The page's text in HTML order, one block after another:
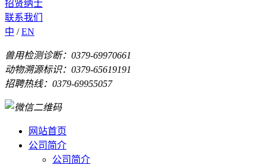
招贤纳士
联系我们
中 /EN
兽用检测诊断：0379-69970661
动物溯源标识：0379-65619191
招聘热线：0379-69955057
网站首页
公司简介
公司简介